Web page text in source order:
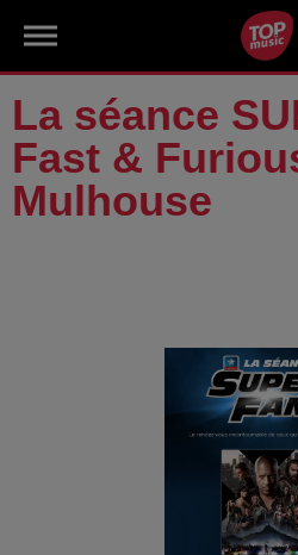
La séance
Fast &
Mulhouse